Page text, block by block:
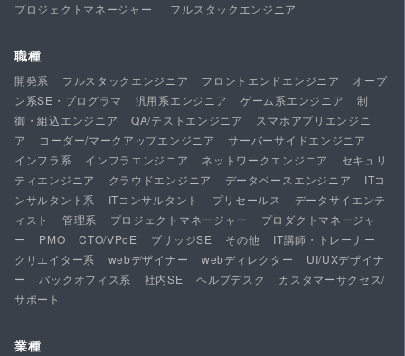
プロジェクトマネージャー
フルスタックエンジニア
職種
開発系 フルスタックエンジニア フロントエンドエンジニア
オープ
ン系SE・プログラマ
汎用系エンジニア ゲーム系エンジニア
制
御・組込エンジニア
QA/テストエンジニア
スマホアプリエンジニ
ア
コーダー/マークアップエンジニア
サーバーサイドエンジニア
インフラ系
インフラエンジニア ネットワークエンジニア
セキュリ
ティエンジニア
クラウドエンジニア データベースエンジニア
ITコ
ンサルタント系
ITコンサルタント プリセールス
データサイエンテ
ィスト
管理系 プロジェクトマネージャー
プロダクトマネージャ
ー
PMO CTO/VPoE ブリッジSE その他
IT講師・トレーナー
クリエイター系
webデザイナー webディレクター
UI/UXデザイナ
ー
バックオフィス系 社内SE ヘルプデスク
カスタマーサクセス/
サポート
業種